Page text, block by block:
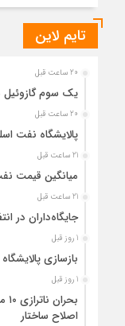
تایم لاین
20 ساعت قبل
یک سوم
20 ساعت قبل
پالایشگاه نفت
21 ساعت قبل
میانگین قیمت نفت برنت
21 ساعت قبل
جایگاه‌داران در
1 روز قبل
بازسازی
1 روز قبل
اصلاح ساختار